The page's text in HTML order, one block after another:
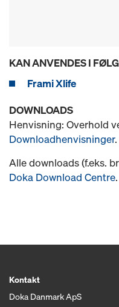
KAN ANVENDES I
Frami Xlife
DOWNLOADS
Henvisning: Overhold
Downloadhenvisninger.
Alle downloads (f.eks.
Doka Download Centre.
Kontakt
Doka Danmark ApS